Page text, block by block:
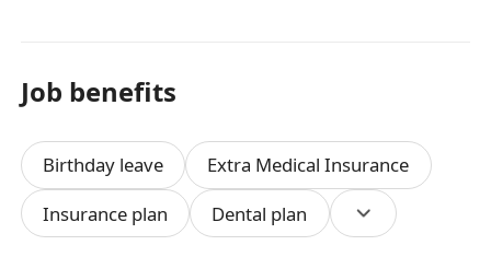
Job benefits
Birthday leave
Extra Medical Insurance
Insurance plan
Dental plan